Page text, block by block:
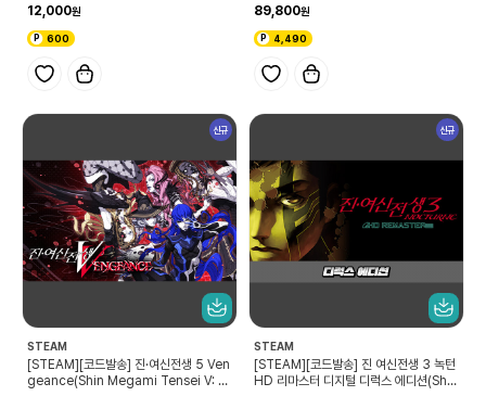
12,000
600
al Deluxe Edition)
89,800
4,490
신규
STEAM
[STEAM][코드발송] 진·여신전생 5 Ven
geance(Shin Megami Tensei V: V
신규
STEAM
[STEAM][코드발송] 진 여신전생 3 녹턴
HD 리마스터 디지털 디럭스 에디션(Shin